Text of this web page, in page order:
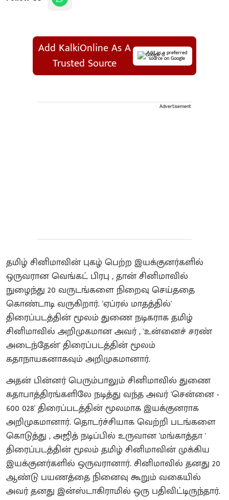
Add KalkiOnline As A
Trusted Source
Add as a preferred
source on Google
Advertisement
தமிழ் சினிமாவின் புகழ் பெற்ற இயக்குனர்களில்
ஒருவரான வெங்கட் பிரபு , தான் சினிமாவில்
நுழைந்து 20 வருடங்களை நிறைவு செய்ததை
கொண்டாடி வருகிறார். 'ஏப்ரல் மாதத்தில்'
திரைப்படத்தின் மூலம் துணை நடிகராக தமிழ்
சினிமாவில் அறிமுகமான அவர் , 'உன்னைச் சரண்
அடைந்தேன்' திரைப்படத்தின் மூலம்
கதாநாயகனாகவும் அறிமுகமானார்.
அதன் பின்னர் பெரும்பாலும் சினிமாவில் துணை
கதாபாத்திரங்களிலே நடித்து வந்த அவர் 'சென்னை -
600 028' திரைப்படத்தின் மூலமாக இயக்குனராக
அறிமுகமானார். தொடர்ச்சியாக வெற்றி படங்களை
கொடுத்து , அஜித் நடிப்பில் உருவான 'மங்காத்தா '
திரைப்படத்தின் மூலம் தமிழ் சினிமாவின் முக்கிய
இயக்குனர்களில் ஒருவரானார். சினிமாவில் தனது 20
ஆண்டு பயணத்தை நினைவு கூறும் வகையில்
அவர் தனது இன்ஸ்டாகிராமில் ஒரு பதிவிட்டிருந்தார்.